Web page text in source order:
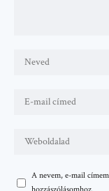
A nevem, e-mail